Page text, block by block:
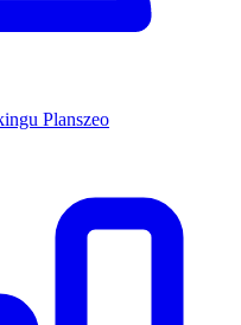
Planszeo